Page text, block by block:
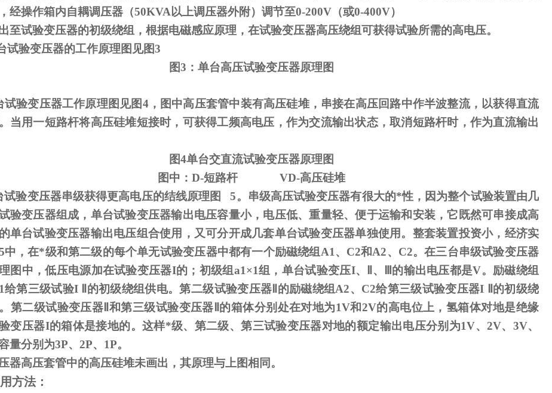
，经操作箱内自耦调压器（50KVA 以上调压器外附）调节至0-200V （或0-400V）
至试验变压器的初级绕组，根据电磁感应原理，在试验变压器高压绕组可获得试验所需的高电压。
试验变压器的工作原理图见图3
图3 ：单台高压试验变压器原理图
试验变压器工作原理图见图4 ，图中高压套管中装有高压硅堆，串接在高压回路中作半波整流，以获得直流
当用一短路杆将高压硅堆短接时，可获得工频高电压，作为交流输出状态，取消短路杆时，作为直流输出
图4单台交直流试验变压器原理图
图中： D-短路杆 VD-高压硅堆
试验变压器串级获得更高电压的结线原理图5。串级高压试验变压器有很大的*性，因为整个试验装置由几
验变压器组成，单台试验变压器输出电压容量小，电压低、重量轻、便于运输和安装，它既然可串接成高
单台试验变压器输出电压组合使用，又可分开成几套单台试验变压器单独使用。整套装置投资小，经济实
中，在*级和第二级的每个单无试验变压器中都有一个励磁绕组 A1 、 C2和A2、 C2。在三台串级试验变压器
图中，低压电源加在试验变压器I的；初级组 a1×1组，单台试验变压I、 、 的输出电压都是V。励磁绕组
给第三级试验I
Ⅱ的初级绕组供电。第二级试验变压器Ⅱ的励磁绕组A2、C2给第三级试验变压器I Ⅱ的初级绕
第二级试验变压器Ⅱ和第三级试验变压器Ⅱ的箱体分别处在对地为1V和2V的高电位上，氢箱体对地是绝缘
变压器I的箱体是接地的。这样*级、第二级、第三试验变压器对地的额定输出电压分别为1V、2V、3V、
量分别为3P、2P、1P。
器高压套管中的高压硅堆未画出，其原理与上图相同。
方法：